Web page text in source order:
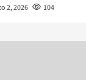
2, 2026 104